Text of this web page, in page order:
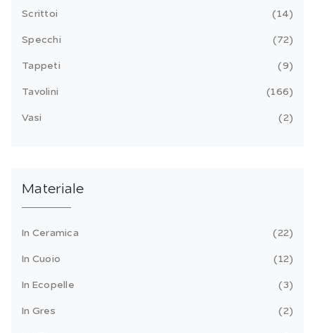
Scrittoi 14
Specchi 72
Tappeti 9
Tavolini 166
Vasi 2
Materiale
In Ceramica 22
In Cuoio 12
In Ecopelle 3
In Gres 2